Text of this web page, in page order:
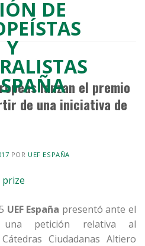
lanzan el premio
de una iniciativa de
POR UEF ESPAÑA
UEF España presentó ante el
una petición relativa al
Ciudadanas Altiero